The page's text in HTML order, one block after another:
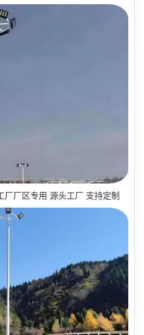
厂厂区专用 源头工厂 支持定制